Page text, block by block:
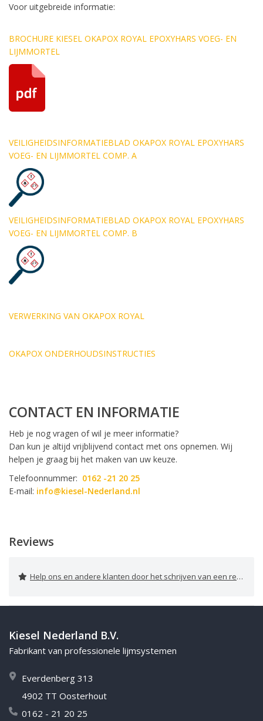
Voor uitgebreide informatie:
BROCHURE KIESEL OKAPOX ROYAL EPOXYHARS VOEG- EN
LIJMMORTEL
VEILIGHEIDSINFORMATIEBLAD OKAPOX ROYAL EPOXYHARS
VOEG- EN LIJMMORTEL COMP. A
VEILIGHEIDSINFORMATIEBLAD OKAPOX ROYAL EPOXYHARS
VOEG- EN LIJMMORTEL COMP. B
VERWERKING VAN OKAPOX ROYAL
OKAPOX ONDERHOUDSINSTRUCTIES
CONTACT EN INFORMATIE
Heb je nog vragen of wil je meer informatie?
Dan kun je altijd vrijblijvend contact met ons opnemen. Wij
helpen je graag bij het maken van uw keuze.
Telefoonnummer: 0162 -21 20 25
E-mail: info@kiesel-Nederland.nl
Reviews
Help ons en andere klanten door het schrijven van een review
Kiesel Nederland B.V.
Fabrikant van professionele lijmsystemen
Everdenberg 313
4902 TT Oosterhout
0162 - 21 20 25